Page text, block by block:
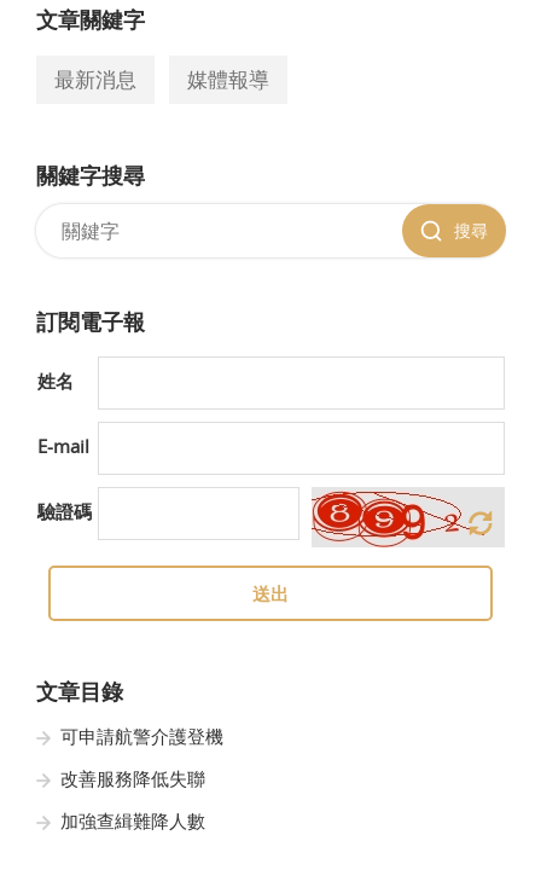
文章關鍵字
最新消息 媒體報導
關鍵字搜尋
搜尋
訂閱電子報
姓名
E-mail
驗證碼
送出
文章目錄
可申請航警介護登機
改善服務降低失聯
加強查緝難降人數